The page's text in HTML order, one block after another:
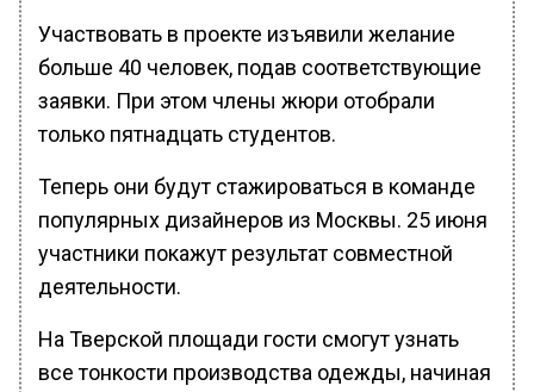
Участвовать в проекте изъявили желание
больше 40 человек, подав соответствующие
заявки. При этом члены жюри отобрали
только пятнадцать студентов.
Теперь они будут стажироваться в команде
популярных дизайнеров из Москвы. 25 июня
участники покажут результат совместной
деятельности.
На Тверской площади гости смогут узнать
все тонкости производства одежды, начиная